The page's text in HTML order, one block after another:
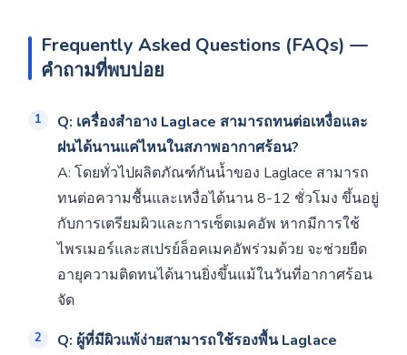
Frequently Asked Questions (FAQs) —
คำถามที่พบบ่อย
Q: เครื่องสำอาง Laglace สามารถทนต่อเหงื่อและ
ฝนได้นานแค่ไหนในสภาพอากาศร้อน?
A: โดยทั่วไปผลิตภัณฑ์กันน้ำของ Laglace สามารถ
ทนต่อความชื้นและเหงื่อได้นาน 8-12 ชั่วโมง ขึ้นอยู่
กับการเตรียมผิวและการเซ็ตเมคอัพ หากมีการใช้
ไพรเมอร์และสเปรย์ล็อคเมคอัพร่วมด้วย จะช่วยยืด
อายุความติดทนได้นานยิ่งขึ้นแม้ในวันที่อากาศร้อน
จัด
Q: ผู้ที่มีผิวแพ้ง่ายสามารถใช้รองพื้น Laglace